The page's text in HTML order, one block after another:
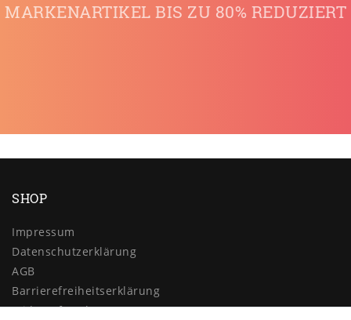
MARKENARTIKEL BIS ZU 80% REDUZIERT
SHOP
Impressum
Daten­schutz­erklärung
AGB
Barrierefreiheitserklärung
Widerrufs­recht